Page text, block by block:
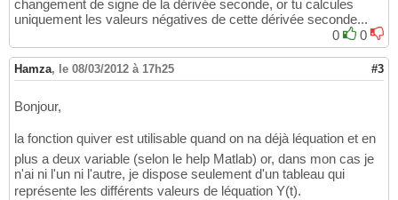
changement de signe de la dérivée seconde, or tu calcules
uniquement les valeurs négatives de cette dérivée seconde...
0
0
Hamza, le 08/03/2012 à 17h25 #3
Bonjour,
la fonction quiver est utilisable quand on na déjà léquation et en
plus a deux variable (selon le help Matlab) or, dans mon cas je
n'ai ni l'un ni l'autre, je dispose seulement d'un tableau qui
représente les différents valeurs de léquation Y(t).